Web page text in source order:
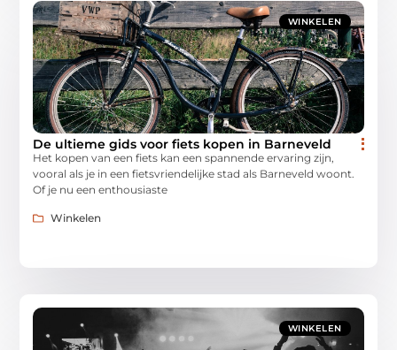
WINKELEN
De ultieme gids voor fiets kopen in Barneveld
Het kopen van een fiets kan een spannende ervaring zijn,
vooral als je in een fietsvriendelijke stad als Barneveld woont.
Of je nu een enthousiaste
Winkelen
WINKELEN